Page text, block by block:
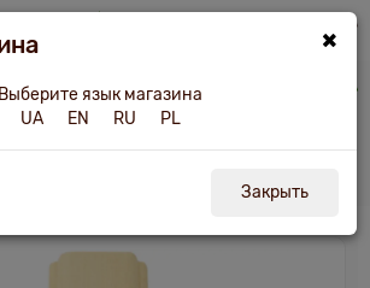
липа Р1 "Б", сращенная кантри 35х12х2200-
×
Выберите язык магазина
UA
EN RU PL
Закрыть